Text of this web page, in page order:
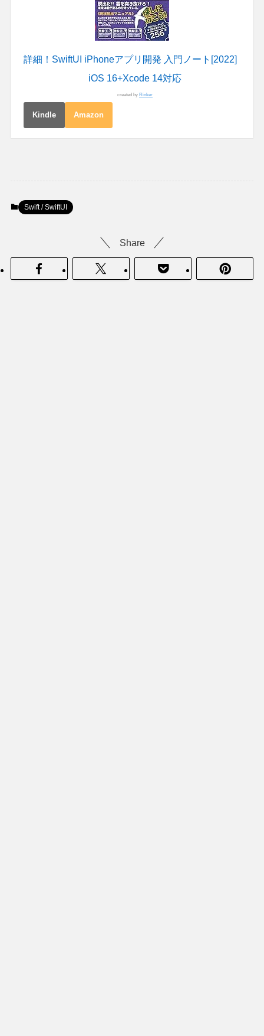
詳細！SwiftUI iPhoneアプリ開発 入門ノート[2022]
iOS 16+Xcode 14対応
created by Rinker
Kindle Amazon
Swift / SwiftUI
Share